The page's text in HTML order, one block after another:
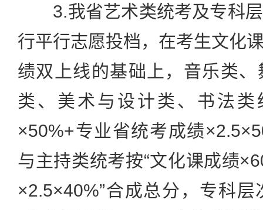
3.我省艺术类统考及专科层
行平行志愿投档，在考生文化
绩双上线的基础上，音乐类
类、美术与设计类、书法类
×50%+专业省统考成绩
与主持类统考按“文化课成绩
×2.5×40%”合成总分，专科